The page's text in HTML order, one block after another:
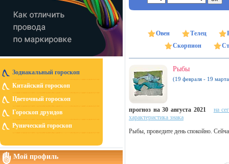
Зодиакальный гороскоп
Китайский гороскоп
Цветочный гороскоп
Гороскоп друидов
Рунический гороскоп
Мой профиль
Овен Телец
Скорпион
Рыбы
(19 февраля - 19
прогноз на 30 августа 2021
на
характеристика знака
Рыбы, проведите день спокойно.